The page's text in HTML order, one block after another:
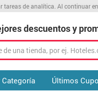
de analítica. Al continuar
descuentos y
Últimos